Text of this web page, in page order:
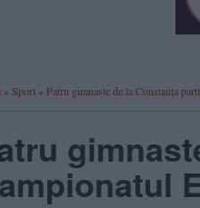
» Sport » Patru gimnaste de la Constanța